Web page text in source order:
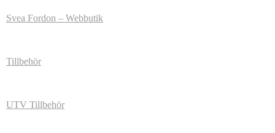
Svea Fordon – Webbutik
Tillbehör
UTV Tillbehör